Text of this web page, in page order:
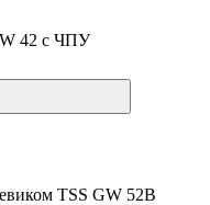
42 c ЧПУ
TSS GW 52В